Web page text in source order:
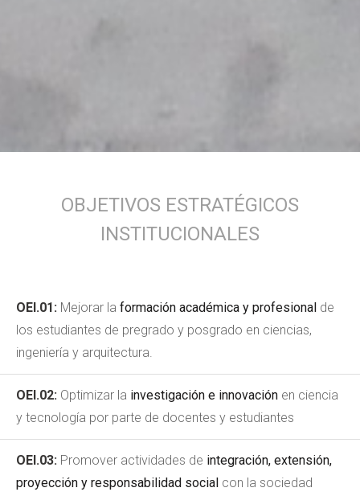
OBJETIVOS ESTRATÉGICOS
INSTITUCIONALES
OEI.01: Mejorar la formación académica y profesional de
los estudiantes de pregrado y posgrado en ciencias,
ingeniería y arquitectura.
OEI.02: Optimizar la investigación e innovación en ciencia
y tecnología por parte de docentes y estudiantes
OEI.03: Promover actividades de integración, extensión,
proyección y responsabilidad social con la sociedad